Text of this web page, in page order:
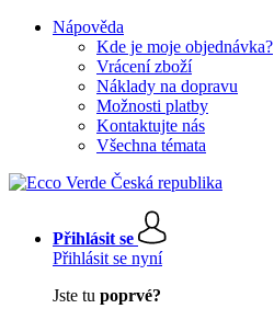
Nápověda
Kde je moje objednávka?
Vrácení zboží
Náklady na dopravu
Možnosti platby
Kontaktujte nás
Všechna témata
Přihlásit se
Přihlásit se nyní
Jste tu poprvé?